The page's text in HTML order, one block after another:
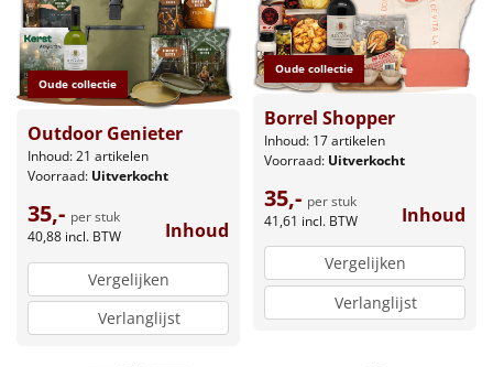
Oude collectie
Outdoor Genieter
Inhoud: 21 artikelen
Voorraad: Uitverkocht
35,- per stuk
40,88 incl. BTW Inhoud
Vergelijken
Verlanglijst
Oude collectie
Borrel Shopper
Inhoud: 17 artikelen
Voorraad: Uitverkocht
35,- per stuk
41,61 incl. BTW Inhoud
Vergelijken
Verlanglijst